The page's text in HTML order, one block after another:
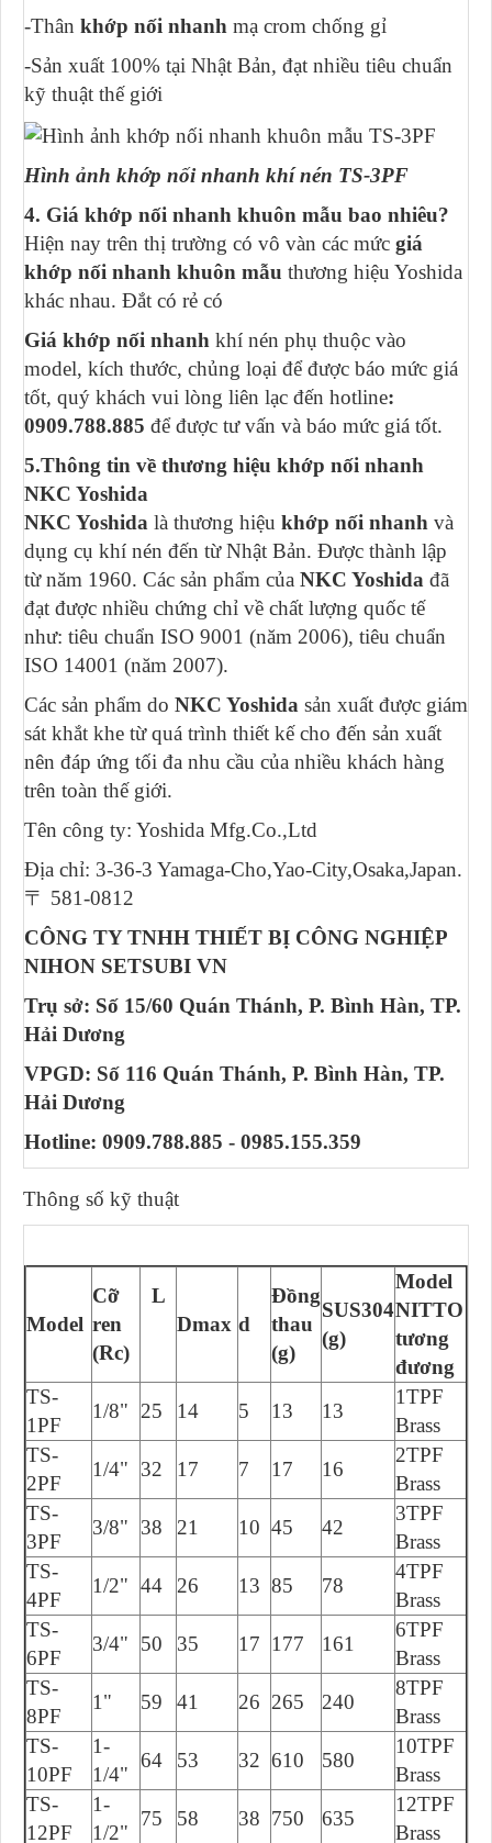
-Thân khớp nối nhanh mạ crom chống gỉ
-Sản xuất 100% tại Nhật Bản, đạt nhiều tiêu chuẩn
kỹ thuật thế giới
Hình ảnh khớp nối nhanh khí nén TS-3PF
4. Giá khớp nối nhanh khuôn mẫu bao nhiêu?
Hiện nay trên thị trường có vô vàn các mức giá
khớp nối nhanh khuôn mẫu thương hiệu Yoshida
khác nhau. Đắt có rẻ có
Giá khớp nối nhanh khí nén phụ thuộc vào
model, kích thước, chủng loại để được báo mức giá
tốt, quý khách vui lòng liên lạc đến hotline:
0909.788.885 để được tư vấn và báo mức giá tốt.
5.Thông tin về thương hiệu khớp nối nhanh
NKC Yoshida
NKC Yoshida là thương hiệu khớp nối nhanh và
dụng cụ khí nén đến từ Nhật Bản. Được thành lập
từ năm 1960. Các sản phẩm của NKC Yoshida đã
đạt được nhiều chứng chỉ về chất lượng quốc tế
như: tiêu chuẩn ISO 9001 (năm 2006), tiêu chuẩn
ISO 14001 (năm 2007).
Các sản phẩm do NKC Yoshida sản xuất được giám
sát khắt khe từ quá trình thiết kế cho đến sản xuất
nên đáp ứng tối đa nhu cầu của nhiều khách hàng
trên toàn thế giới.
Tên công ty: Yoshida Mfg.Co.,Ltd
Địa chỉ: 3-36-3 Yamaga-Cho,Yao-City,Osaka,Japan.
〒 581-0812
CÔNG TY TNHH THIẾT BỊ CÔNG NGHIỆP
NIHON SETSUBI VN
Trụ sở: Số 15/60 Quán Thánh, P. Bình Hàn, TP.
Hải Dương
VPGD: Số 116 Quán Thánh, P. Bình Hàn, TP.
Hải Dương
Hotline: 0909.788.885 - 0985.155.359
Thông số kỹ thuật
Model
Cỡ
ren
(Rc)
L
Dmax d
Đồng
thau
(g)
SUS304
(g)
Model
NITTO
tương
đương
TS-
1PF
1/8" 25 14 5 13 13
1TPF
Brass
TS-
2PF
1/4" 32 17 7 17 16
2TPF
Brass
TS-
3PF
3/8" 38 21 10 45 42
3TPF
Brass
TS-
4PF
1/2" 44 26 13 85 78
4TPF
Brass
TS-
6PF
3/4" 50 35 17 177 161
6TPF
Brass
TS-
8PF
1" 59 41 26 265 240
8TPF
Brass
TS-
10PF
1-
1/4"
64 53 32 610 580
10TPF
Brass
TS-
12PF
1-
1/2"
75 58 38 750 635
12TPF
Brass